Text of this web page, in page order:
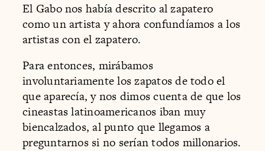
El Gabo nos había descrito al zapatero
como un artista y ahora confundíamos a los
artistas con el zapatero.
Para entonces, mirábamos
involuntariamente los zapatos de todo el
que aparecía, y nos dimos cuenta de que los
cineastas latinoamericanos iban muy
biencalzados, al punto que llegamos a
preguntarnos si no serían todos millonarios.